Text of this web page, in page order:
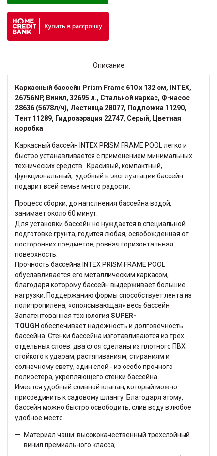
Описание
Каркасный бассейн Prism Frame 610 х 132 см, INTEX,
26756NP, Винил, 32695 л., Стальной каркас, Ф-насос
28636 (5678л/ч), Лестница 28077, Подложка 11290,
Тент 11289, Гидроаэрация 22747, Серый, Цветная
коробка
Каркасный бассейн INTEX PRISM FRAME POOL легко и
быстро устанавливается c применением минимальных
технических средств. Красивый, компактный,
функциональный, удобный в эксплуатации бассейн
подарит всей семье много радости.
Процесс сборки, до наполнения бассейна водой,
занимает около 60 минут.
Для установки бассейн не нуждается в специальной
подготовке грунта, годится любая, освобожденная от
посторонних предметов, ровная горизонтальная
поверхность.
Прочность бассейна INTEX PRISM FRAME POOL
обуславливается его металлическим каркасом,
благодаря которому бассейн выдерживает большие
нагрузки. Поддержанию формы способствует лента из
полипропилена, «опоясывающая» весь бассейн.
Запатентованная технология SUPER-
TOUGH обеспечивает надежность и долговечность
бассейна. Стенки бассейна изготавливаются из трех
отдельных слоев: два слоя сделаны из плотного ПВХ,
стойкого к ударам, растягиваниям, стираниям и
солнечному свету, один слой - из особо прочного
полиэстера, укрепляющего стенки бассейна.
Имеется удобный сливной клапан, который можно
присоединить к садовому шлангу. Благодаря этому,
бассейн можно быстро освободить, слив воду в любое
удобное место.
Материал чаши: высококачественный трехслойный
винил премиального класса;